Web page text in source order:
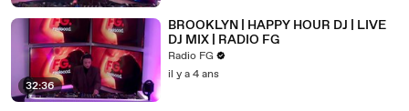
32:36
BROOKLYN | HAPPY HOUR DJ | LIVE
DJ MIX | RADIO FG
Radio FG
il y a 4 ans